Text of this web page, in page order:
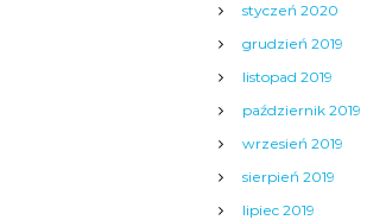
styczeń 2020
grudzień 2019
listopad 2019
październik 2019
wrzesień 2019
sierpień 2019
lipiec 2019